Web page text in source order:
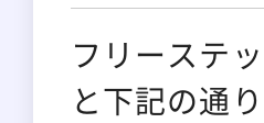
フリーステ
と下記の通り